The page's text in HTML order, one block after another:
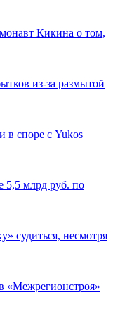
Кикина о том,
из-за размытой
споре с Yukos
5,5 млрд руб. по
судиться, несмотря
«Межрегионстроя»